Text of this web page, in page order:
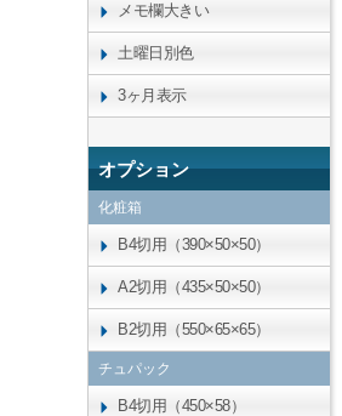
メモ欄大きい
土曜日別色
3ヶ月表示
オプション
化粧箱
B4切用（390×50×50）
A2切用（435×50×50）
B2切用（550×65×65）
チュパック
B4切用（450×58）